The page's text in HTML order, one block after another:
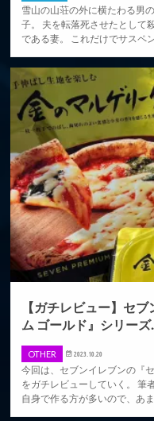
雪山の山荘の外に横たわる男
子。 夫を転落死させたとして
である妻。 これだけでサスペ
【ガチレビュー】セ
ム ゴールド』シリーズ
OTHER 2023.10.20
今回は、セブンイレブンの『
をガチレビューしていく。 筆
自身で作る方が多いので、あ